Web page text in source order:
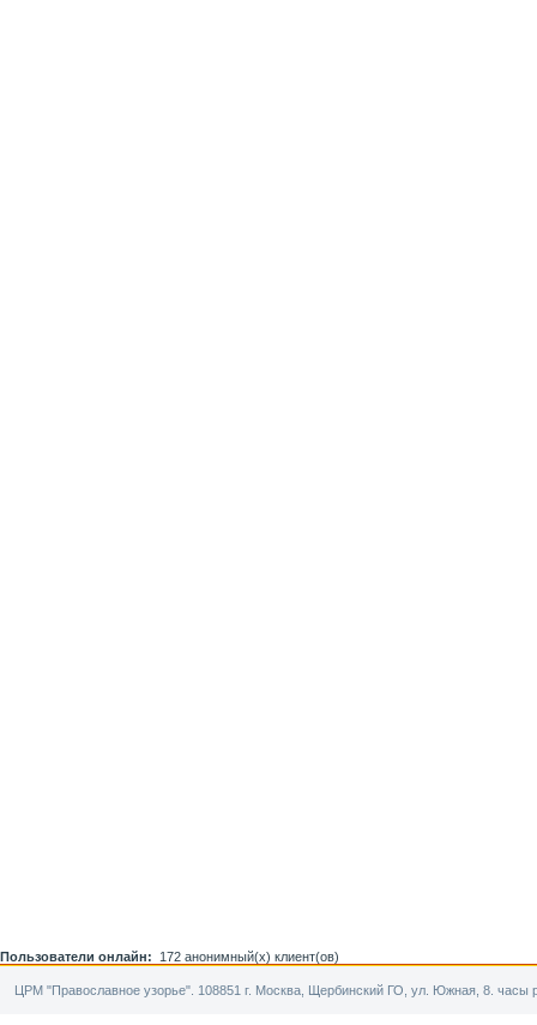
Пользователи онлайн: 172 анонимный(х) клиент(ов)
ЦРМ "Православное узорье". 108851 г. Москва, Щербинский ГО, ул. Южная, 8. часы